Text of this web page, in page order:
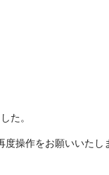
た。
度操作をお願いいたし